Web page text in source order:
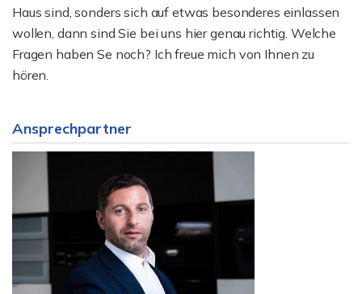
Haus sind, sonders sich auf etwas besonderes einlassen
wollen, dann sind Sie bei uns hier genau richtig. Welche
Fragen haben Se noch? Ich freue mich von Ihnen zu
hören.
Ansprechpartner